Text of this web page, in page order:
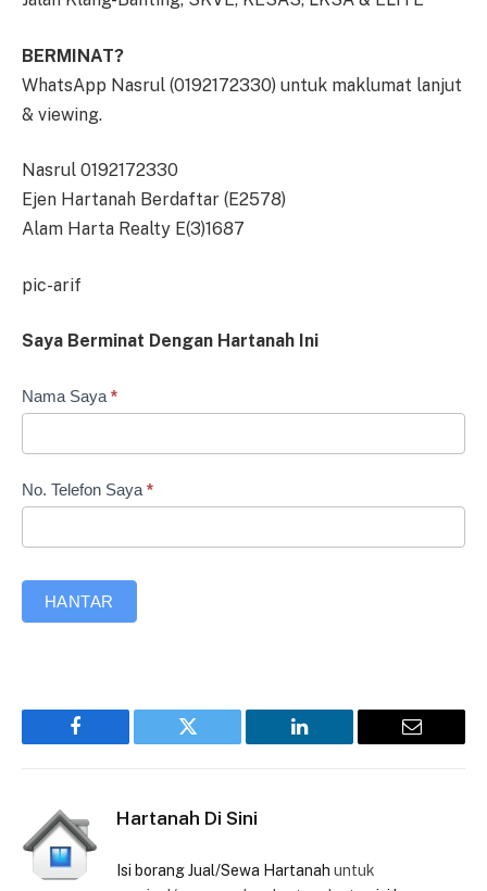
BERMINAT?
WhatsApp Nasrul (0192172330) untuk maklumat lanjut
& viewing.
Nasrul 0192172330
Ejen Hartanah Berdaftar (E2578)
Alam Harta Realty E(3)1687
pic-arif
Saya Berminat Dengan Hartanah Ini
Borang
Nama Saya *
No. Telefon Saya *
HANTAR
Facebook Twitter LinkedIn Email
Hartanah Di Sini
Isi borang Jual/Sewa Hartanah untuk